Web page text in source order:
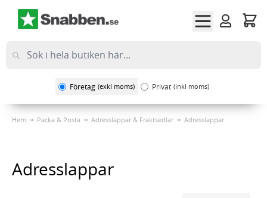
Företag (exkl moms) Privat (inkl moms)
Hem Packa & Posta Adresslappar & Fraktsedlar Adresslappar
Adresslappar